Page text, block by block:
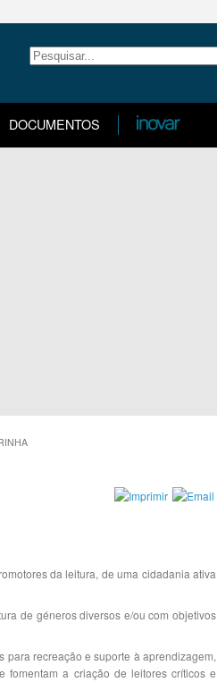
DOCUMENTOS
da leitura, de uma cidadania ativa
de géneros diversos e/ou com objetivos
para recreação e suporte à aprendizagem,
fomentam a criação de leitores críticos e